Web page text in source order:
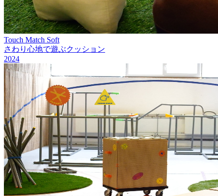
Touch Match Soft
さわり心地で遊ぶクッション
2024